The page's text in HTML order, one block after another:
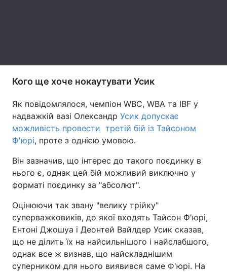
Кого ще хоче нокаутувати Усик
Як повідомлялося, чемпіон WBC, WBA та IBF у
надважкій вазі Олександр Усик допускає
можливість провести третій бій із Тайсоном
Ф'юрі, проте з однією умовою.
Він зазначив, що інтерес до такого поєдинку в
нього є, однак цей бій можливий виключно у
форматі поєдинку за "абсолют".
Оцінюючи так звану "велику трійку"
суперважковиків, до якої входять Тайсон Ф'юрі,
Ентоні Джошуа і Деонтей Вайлдер Усик сказав,
що не ділить їх на найсильнішого і найслабшого,
однак все ж визнав, що найскладнішим
суперником для нього виявився саме Ф'юрі. На